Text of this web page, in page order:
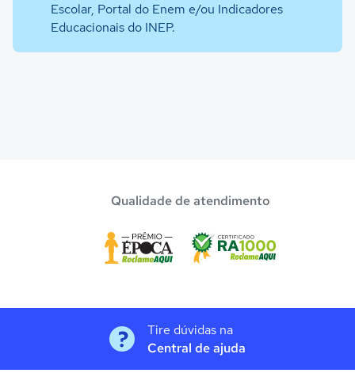
Escolar, Portal do Enem e/ou Indicadores
Educacionais do INEP.
Qualidade de atendimento
Tire dúvidas na
Central de ajuda